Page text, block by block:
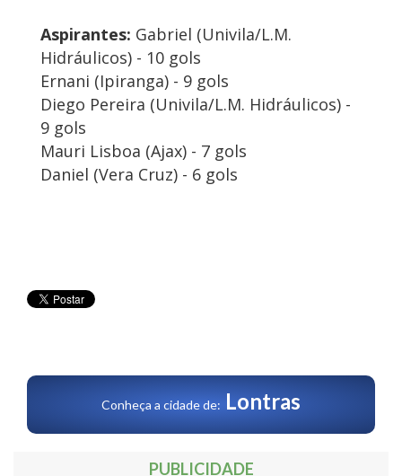
Aspirantes: Gabriel (Univila/L.M.
Hidráulicos) - 10 gols
Ernani (Ipiranga) - 9 gols
Diego Pereira (Univila/L.M. Hidráulicos) -
9 gols
Mauri Lisboa (Ajax) - 7 gols
Daniel (Vera Cruz) - 6 gols
Conheça a cidade de: Lontras
PUBLICIDADE